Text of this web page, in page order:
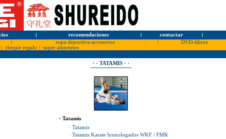
l recomendaciones l contactar l
ropa deportiva-accesorios DVD-libros
cheque regalo
super alimentos
· · TATAMIS · ·
· Tatamis
· Tatamis
· Tatamis Karate homologados WKF / FMK